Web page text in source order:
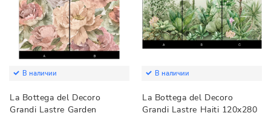
В наличии
La Bottega del Decoro
Grandi Lastre Garden
В наличии
La Bottega del Decoro
Grandi Lastre Haiti 120x280